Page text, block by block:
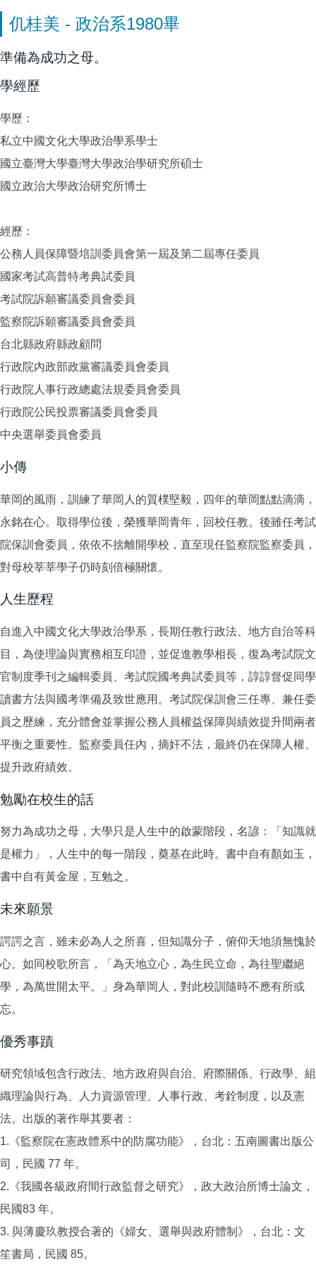
仉桂美 - 政治系1980畢
準備為成功之母。
學經歷
學歷：
私立中國文化大學政治學系學士
國立臺灣大學臺灣大學政治學研究所碩士
國立政治大學政治研究所博士
經歷：
公務人員保障暨培訓委員會第一屆及第二屆專任委員
國家考試高普特考典試委員
考試院訴願審議委員會委員
監察院訴願審議委員會委員
台北縣政府縣政顧問
行政院內政部政黨審議委員會委員
行政院人事行政總處法規委員會委員
行政院公民投票審議委員會委員
中央選舉委員會委員
小傳
華岡的風雨，訓練了華岡人的質樸堅毅，四年的華岡點點滴滴，
永銘在心。取得學位後，榮獲華岡青年，回校任教。後雖任考試
院保訓會委員，依依不捨離開學校，直至現任監察院監察委員，
對母校莘莘學子仍時刻倍極關懷。
人生歷程
自進入中國文化大學政治學系，長期任教行政法、地方自治等科
目，為使理論與實務相互印證，並促進教學相長，復為考試院文
官制度季刊之編輯委員、考試院國考典試委員等，諄諄督促同學
讀書方法與國考準備及致世應用。考試院保訓會三任專、兼任委
員之歷練，充分體會並掌握公務人員權益保障與績效提升間兩者
平衡之重要性。監察委員任內，摘奸不法，最終仍在保障人權、
提升政府績效。
勉勵在校生的話
努力為成功之母，大學只是人生中的啟蒙階段，名諺：「知識就
是權力」，人生中的每一階段，奠基在此時。書中自有顏如玉，
書中自有黃金屋，互勉之。
未來願景
諤諤之言，雖未必為人之所喜，但知識分子，俯仰天地須無愧於
心。如同校歌所言，「為天地立心，為生民立命，為往聖繼絕
學，為萬世開太平。」身為華岡人，對此校訓隨時不應有所或
忘。
優秀事蹟
研究領域包含行政法、地方政府與自治、府際關係、行政學、組
織理論與行為、人力資源管理、人事行政、考銓制度，以及憲
法。出版的著作舉其要者：
1.《監察院在憲政體系中的防腐功能》，台北：五南圖書出版公
司，民國 77 年。
2.《我國各級政府間行政監督之研究》，政大政治所博士論文，
民國83 年。
3. 與薄慶玖教授合著的《婦女、選舉與政府體制》，台北：文
笙書局，民國 85。